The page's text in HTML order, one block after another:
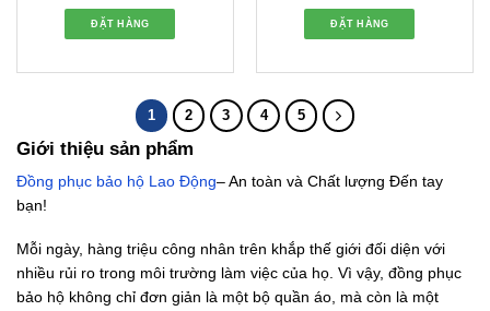
ĐẶT HÀNG ĐẶT HÀNG
1 2 3 4 5
Giới thiệu sản phẩm
Đồng phục bảo hộ Lao Động– An toàn và Chất lượng Đến tay
bạn!
Mỗi ngày, hàng triệu công nhân trên khắp thế giới đối diện với
nhiều rủi ro trong môi trường làm việc của họ. Vì vậy, đồng phục
bảo hộ không chỉ đơn giản là một bộ quần áo, mà còn là một